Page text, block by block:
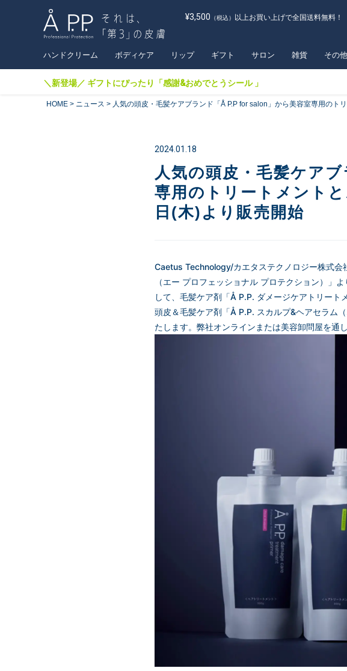
¥3,500 （税込） 以上お買い上げで全国送料無料！
ハンドクリーム ボディケア リップ ギフト サロン 雑貨 その他
＼新登場／ ギフトにぴったり「感謝&おめでとうシール 」
HOME ニュース 人気の頭皮・毛髪ケアブランド「Å P.P for salon」から美容室専用の
2024.01.18
人気の頭皮・毛髪ケア
専用のトリートメント
⽇(木)より販売開始
Caetus Technology/カエタステクノロジー株式会
（エー プロフェッショナル プロテクション）」
して、毛髪ケア剤「Å P.P. ダメージケアトリー
頭皮＆毛髪ケア剤「Å P.P. スカルプ&ヘアセラム
たします。弊社オンラインまたは美容卸問屋を通